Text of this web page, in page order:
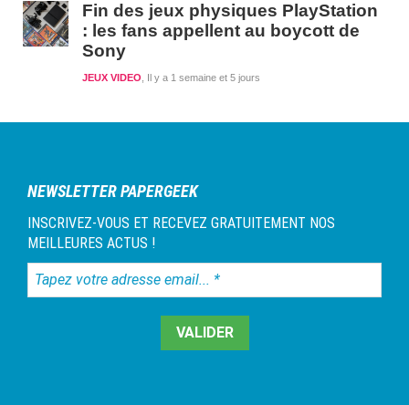
Fin des jeux physiques PlayStation
: les fans appellent au boycott de
Sony
Il y a 1 semaine et 5 jours
JEUX VIDEO
NEWSLETTER PAPERGEEK
INSCRIVEZ-VOUS ET RECEVEZ GRATUITEMENT NOS
MEILLEURES ACTUS !
Tapez
votre